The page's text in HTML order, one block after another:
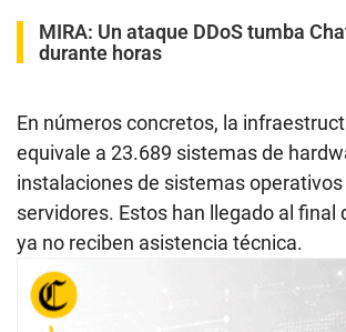
MIRA: Un ataque DDoS tumba
durante horas
En números concretos, la
equivale a 23.689 sistemas de
instalaciones de sistemas operativos
servidores. Estos han llegado al final
ya no reciben asistencia técnica.